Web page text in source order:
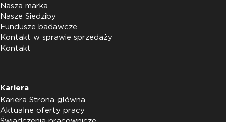
Nasza marka
Nasze Siedziby
Fundusze badawcze
Kontakt w sprawie sprzedaży
Kontakt
Kariera
Kariera Strona główna
Aktualne oferty pracy